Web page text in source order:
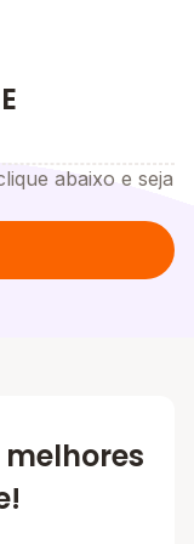
abaixo e seja